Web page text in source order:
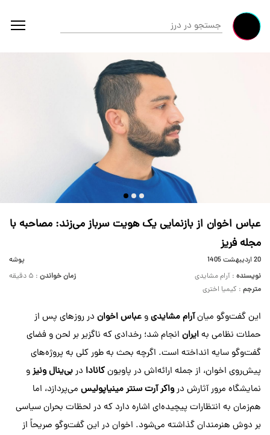
عباس اخوان از بازنمایی یک هویت سرباز می‌زند: مصاحبه با
مجله فریز
20 ارديبهشت 1405
پوشه
نویسنده : آرام مشایدی زمان خواندن : ۵ دقیقه
مترجم : کیمیا اختری
این گفت‌وگو میانآرام مشایدیو عباس اخوان در روزهای پس از
حملات نظامی بهایران انجام شد؛ رخدادی که ناگزیر بر لحن و فضای
گفت‌وگو سایه انداخته است. اگرچه بحث به طور کلی به پروژه‌های
پیش‌روی اخوان، از جمله ارائه‌اش در پاویونکانادا دربی‌ینال ونیزو
نمایشگاه مرور آثارش درواکر آرت سنتر مینیاپولیس می‌پردازد، اما
هم‌زمان به انتظارات پیچیده‌ای اشاره دارد که در لحظات بحران سیاسی
بر دوش هنرمندان گذاشته می‌شود. اخوان در این گفت‌وگو صریحاً از